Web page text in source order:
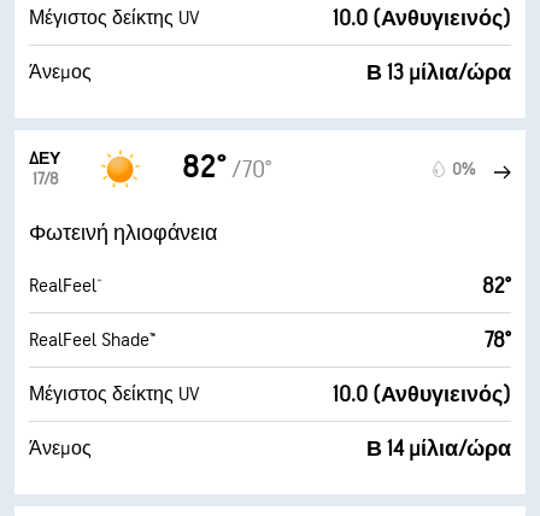
Μέγιστος δείκτης UV 10.0 (Ανθυγιεινός)
Άνεμος Β 13 μίλια/ώρα
ΔΕΥ
17/8
82° /70° 0%
Φωτεινή ηλιοφάνεια
RealFeel® 82°
RealFeel Shade™ 78°
Μέγιστος δείκτης UV 10.0 (Ανθυγιεινός)
Άνεμος Β 14 μίλια/ώρα